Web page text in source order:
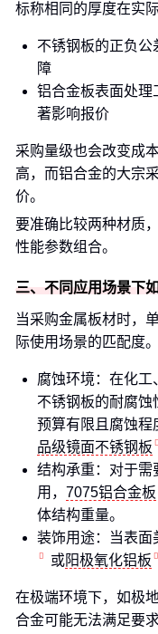
标称相同的厚度在实
不锈钢板的正负
障
铝合金板表面处理
著影响报价
采购量级也会改变成
高，而铝合金的大宗
价。
要准确比较两种材质
性能参数组合。
三、不同应用场景下
当采购金属板材时，
际使用场景的匹配度
腐蚀环境：在化工
不锈钢板的耐腐
预算有限且腐蚀程
品级镜面不锈钢板
结构承重：对于需
用， 7075铝合金板
体结构重量。
装饰用途：当表面
或阳极氧化铝板
在极端环境下，如极
合金可能无法满足要